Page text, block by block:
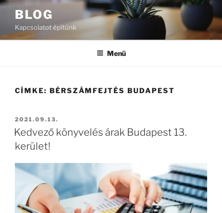
Tartalomhoz
BLOG
Kapcsolatot építünk
Menü
CÍMKE: BÉRSZÁMFEJTÉS BUDAPEST
BEKÜLDVE:
2021.09.13.
Kedvező könyvelés árak Budapest 13.
kerület!